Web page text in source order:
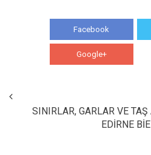
Facebook
Google+
SINIRLAR, GARLAR VE
EDİRNE